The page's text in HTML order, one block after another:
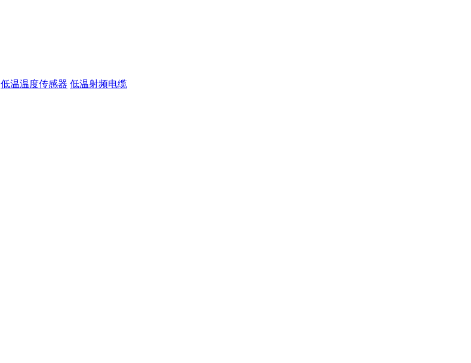
低温温度传感器 低温射频电缆